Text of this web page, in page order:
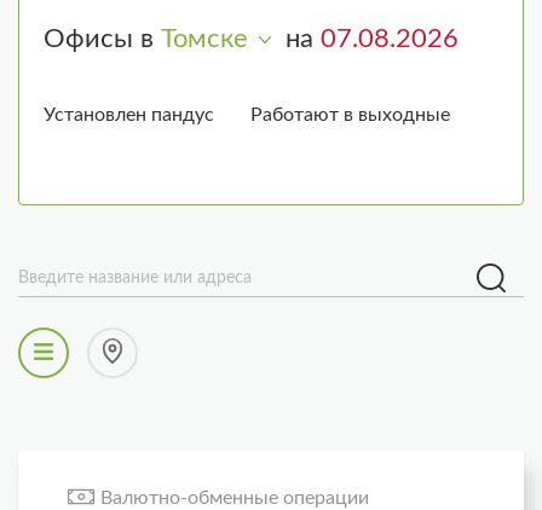
Офисы в Томске на
Установлен пандус Работают в выходные
Введите название или адреса
Валютно-обменные операции